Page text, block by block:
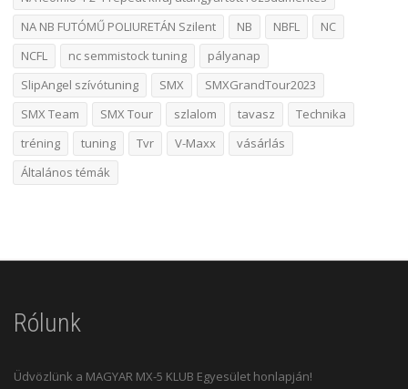
NA NB FUTÓMŰ POLIURETÁN Szilent
NB NBFL
NC
NCFL
nc semmistock tuning
pályanap
SlipAngel szívótuning
SMX
SMXGrandTour2023
SMX Team
SMX Tour szlalom tavasz
Technika
tréning
tuning Tvr V-Maxx
vásárlás
Általános témák
Rólunk
Üdvözlünk a MAGYAR MX-5 KLUB Egyesület honlapján!